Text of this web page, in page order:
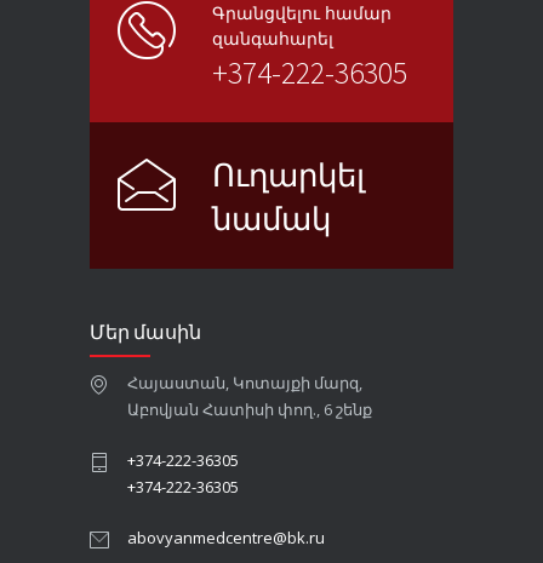
Գրանցվելու համար
զանգահարել
+374-222-36305
Ուղարկել
նամակ
Մեր մասին
Հայաստան, Կոտայքի մարզ,
Աբովյան Հատիսի փող., 6 շենք
+374-222-36305
+374-222-36305
abovyanmedcentre@bk.ru